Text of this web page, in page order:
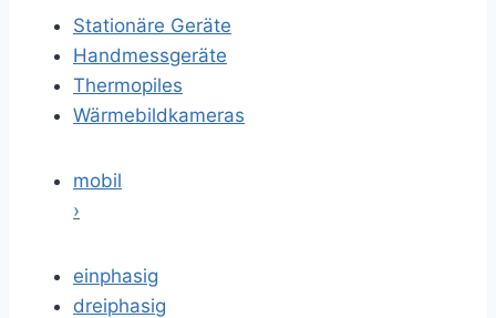
Stationäre Geräte
Handmessgeräte
Thermopiles
Wärmebildkameras
mobil
›
einphasig
dreiphasig